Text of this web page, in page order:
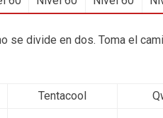
se divide en dos. Toma el
Tentacool